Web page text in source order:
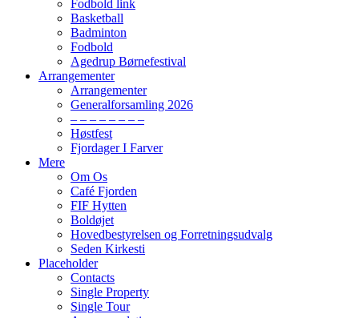
Fodbold link
Basketball
Badminton
Fodbold
Agedrup Børnefestival
Arrangementer
Arrangementer
Generalforsamling 2026
– – – – – – – –
Høstfest
Fjordager I Farver
Mere
Om Os
Café Fjorden
FIF Hytten
Boldøjet
Hovedbestyrelsen og Forretningsudvalg
Seden Kirkesti
Placeholder
Contacts
Single Property
Single Tour